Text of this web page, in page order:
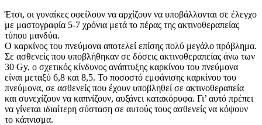
Έτσι, οι γυναίκες οφείλουν να αρχίζουν να υποβάλλονται σε έλεγχο
με μαστογραφία 5-7 χρόνια μετά το πέρας της ακτινοθεραπείας
τύπου μανδύα.
Ο καρκίνος του πνεύμονα αποτελεί επίσης πολύ μεγάλο πρόβλημα.
Σε ασθενείς που υποβλήθηκαν σε δόσεις ακτινοθεραπείας άνω των
30 Gy, ο σχετικός κίνδυνος ανάπτυξης καρκίνου του πνεύμονα
είναι μεταξύ 6,8 και 8,5. Το ποσοστό εμφάνισης καρκίνου του
πνεύμονα, σε ασθενείς που έχουν υποβληθεί σε ακτινοθεραπεία
και συνεχίζουν να καπνίζουν, αυξάνει κατακόρυφα. Γι’ αυτό πρέπει
να γίνεται ιδιαίτερη σύσταση σε αυτούς τους ασθενείς να κόψουν
το κάπνισμα.